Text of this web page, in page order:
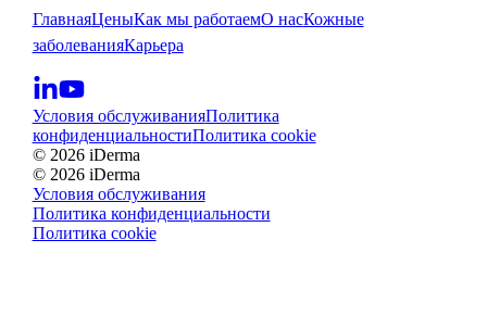
ГлавнаяЦеныКак мы работаемО насКожные
заболеванияКарьера
Условия обслуживанияПолитика
конфиденциальностиПолитика cookie
© 2026 iDerma
© 2026 iDerma
Условия обслуживания
Политика конфиденциальности
Политика cookie